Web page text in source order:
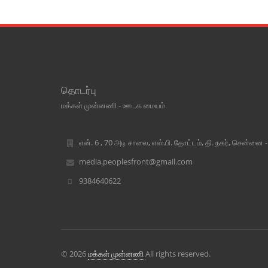
தொடர்பு
மக்கள் முன்னணி - ஊடக மையம்
என். 6 , 70 அடி சாலை, எஸ்.பி. தோட்டம், தி. நகர், சென்னை -
media.peoplesfront@gmail.com
9384640622
© 2026மக்கள் முன்னணிAll rights reserved.